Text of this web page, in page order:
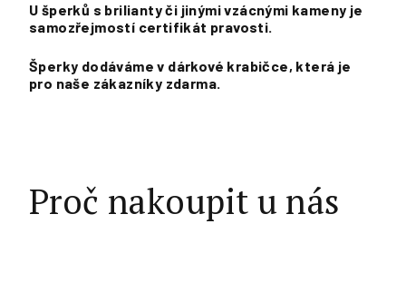
U šperků s brilianty či jinými vzácnými kameny je
samozřejmostí certifikát pravosti.
Šperky dodáváme v dárkové krabičce, která je
pro naše zákazníky zdarma.
Proč nakoupit u nás